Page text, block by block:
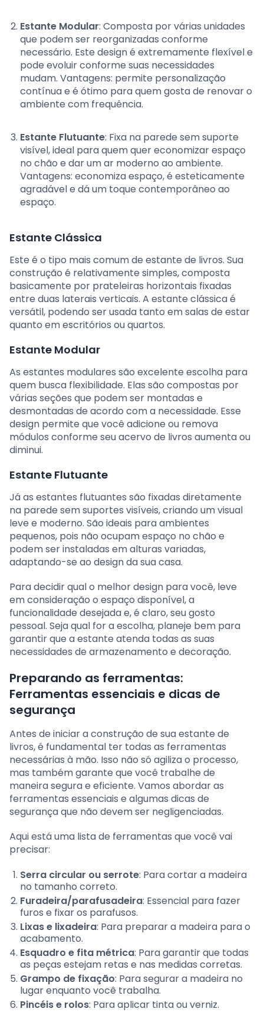
Estante Modular: Composta por várias unidades
que podem ser reorganizadas conforme
necessário. Este design é extremamente flexível e
pode evoluir conforme suas necessidades
mudam. Vantagens: permite personalização
contínua e é ótimo para quem gosta de renovar o
ambiente com frequência.
Estante Flutuante: Fixa na parede sem suporte
visível, ideal para quem quer economizar espaço
no chão e dar um ar moderno ao ambiente.
Vantagens: economiza espaço, é esteticamente
agradável e dá um toque contemporâneo ao
espaço.
Estante Clássica
Este é o tipo mais comum de estante de livros. Sua
construção é relativamente simples, composta
basicamente por prateleiras horizontais fixadas
entre duas laterais verticais. A estante clássica é
versátil, podendo ser usada tanto em salas de estar
quanto em escritórios ou quartos.
Estante Modular
As estantes modulares são excelente escolha para
quem busca flexibilidade. Elas são compostas por
várias seções que podem ser montadas e
desmontadas de acordo com a necessidade. Esse
design permite que você adicione ou remova
módulos conforme seu acervo de livros aumenta ou
diminui.
Estante Flutuante
Já as estantes flutuantes são fixadas diretamente
na parede sem suportes visíveis, criando um visual
leve e moderno. São ideais para ambientes
pequenos, pois não ocupam espaço no chão e
podem ser instaladas em alturas variadas,
adaptando-se ao design da sua casa.
Para decidir qual o melhor design para você, leve
em consideração o espaço disponível, a
funcionalidade desejada e, é claro, seu gosto
pessoal. Seja qual for a escolha, planeje bem para
garantir que a estante atenda todas as suas
necessidades de armazenamento e decoração.
Preparando as ferramentas:
Ferramentas essenciais e dicas de
segurança
Antes de iniciar a construção de sua estante de
livros, é fundamental ter todas as ferramentas
necessárias à mão. Isso não só agiliza o processo,
mas também garante que você trabalhe de
maneira segura e eficiente. Vamos abordar as
ferramentas essenciais e algumas dicas de
segurança que não devem ser negligenciadas.
Aqui está uma lista de ferramentas que você vai
precisar:
Serra circular ou serrote: Para cortar a madeira
no tamanho correto.
Furadeira/parafusadeira: Essencial para fazer
furos e fixar os parafusos.
Lixas e lixadeira: Para preparar a madeira para o
acabamento.
Esquadro e fita métrica: Para garantir que todas
as peças estejam retas e nas medidas corretas.
Grampo de fixação: Para segurar a madeira no
lugar enquanto você trabalha.
Pincéis e rolos: Para aplicar tinta ou verniz.